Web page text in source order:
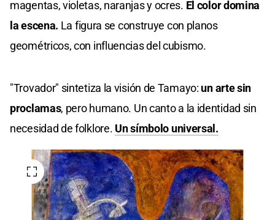
magentas, violetas, naranjas y ocres. El color domina
la escena. La figura se construye con planos
geométricos, con influencias del cubismo.
"Trovador" sintetiza la visión de Tamayo: un arte sin
proclamas, pero humano. Un canto a la identidad sin
necesidad de folklore. Un símbolo universal.